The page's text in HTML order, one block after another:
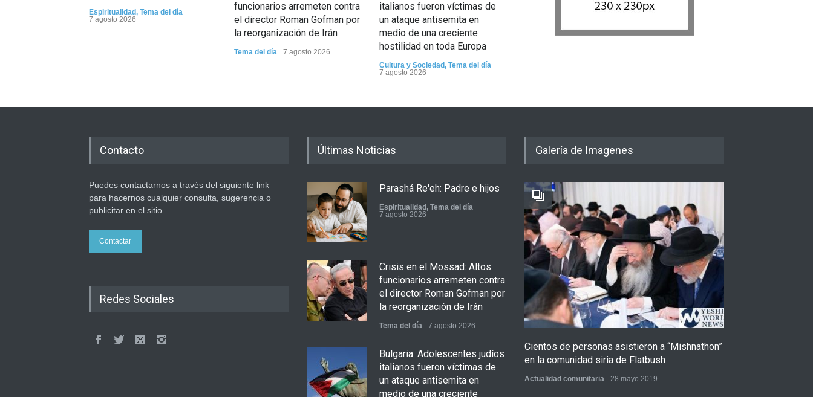
Espiritualidad, Tema del día
7 agosto 2026
funcionarios arremeten contra
el director Roman Gofman por
la reorganización de Irán
Tema del día 7 agosto 2026
italianos fueron víctimas de
un ataque antisemita en
medio de una creciente
hostilidad en toda Europa
Cultura y Sociedad, Tema del día
7 agosto 2026
Jenin después de que un giro
violento
haya sufrido un daño
Contacto
Puedes contactarnos a través del siguiente link
para hacernos cualquier consulta, sugerencia o
publicitar en el sitio.
Contactar
Redes Sociales
Últimas Noticias
Parashá Re'eh: Padre e hijos
Espiritualidad , Tema del día
7 agosto 2026
Crisis en el Mossad: Altos
funcionarios arremeten contra
el director Roman Gofman por
la reorganización de Irán
Tema del día 7 agosto 2026
Bulgaria: Adolescentes judíos
italianos fueron víctimas de
un ataque antisemita en
medio de una creciente
Galería de Imagenes
Cientos de personas asistieron a “Mishnathon”
en la comunidad siria de Flatbush
Actualidad comunitaria 28 mayo 2019